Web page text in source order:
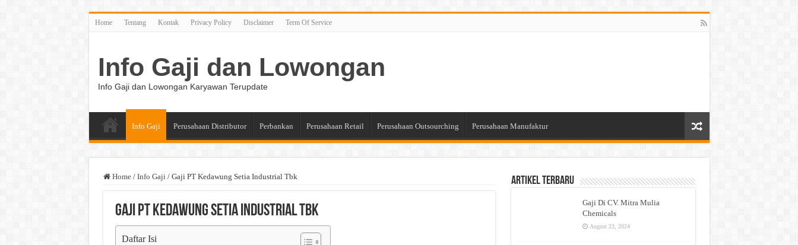
Home Tentang Kontak Privacy Policy Disclaimer Term Of Service
Info Gaji dan Lowongan
Info Gaji dan Lowongan Karyawan Terupdate
Info Gaji Perusahaan Distributor Perbankan Perusahaan Retail Perusahaan Outsourching Perusahaan Manufaktur
Home / Info Gaji / Gaji PT Kedawung Setia Industrial Tbk
Gaji PT Kedawung Setia Industrial Tbk
Daftar Isi
Artikel Terbaru
Gaji Di CV. Mitra Mulia
Chemicals
August 23, 2024